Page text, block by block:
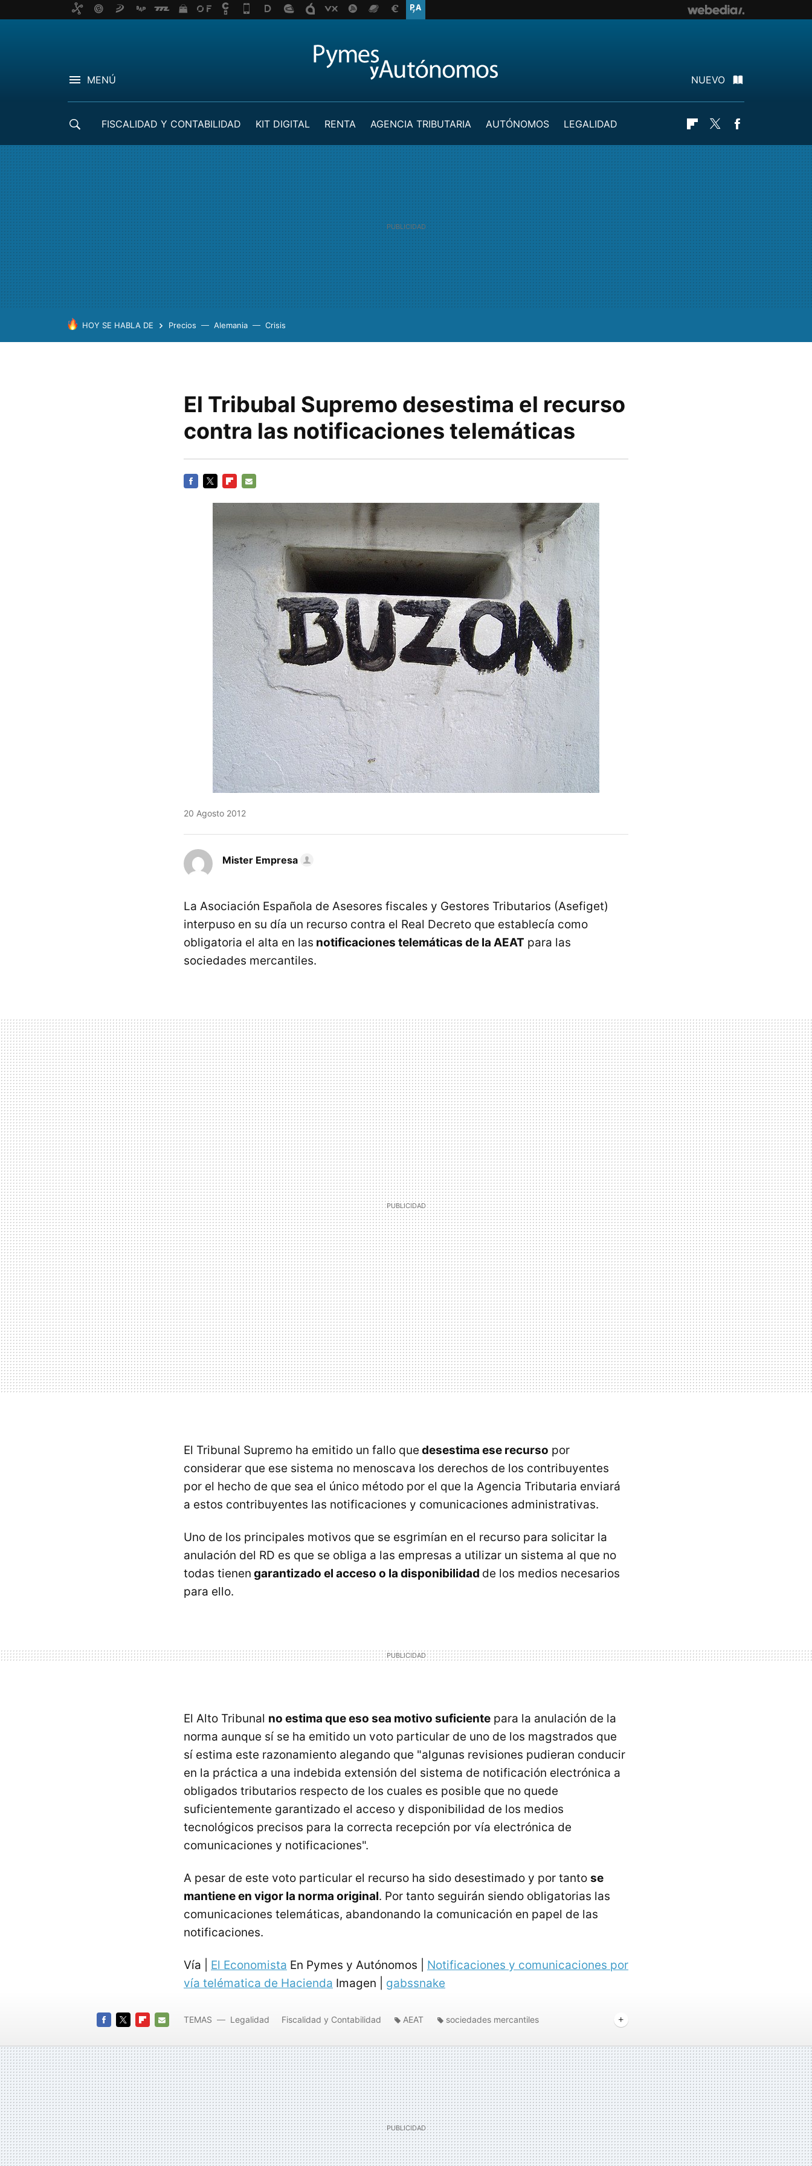
MENÚ NUEVO
FISCALIDAD Y CONTABILIDAD KIT DIGITAL RENTA AGENCIA TRIBUTARIA AUTÓNOMOS
LEGALIDAD
Flipboard
Twitter
HOY SE HABLA DE Precios Alemania Crisis
El Tribubal Supremo desestima el recurso
contra las notificaciones telemáticas
20 Agosto 2012
Mister Empresa
La Asociación Española de Asesores fiscales y Gestores Tributarios (Asefiget)
interpuso en su día un recurso contra el Real Decreto que establecía como
obligatoria el alta en las notificaciones telemáticas de la AEAT para las
sociedades mercantiles.
El Tribunal Supremo ha emitido un fallo que desestima ese recurso por
considerar que ese sistema no menoscava los derechos de los contribuyentes
por el hecho de que sea el único método por el que la Agencia Tributaria enviará
a estos contribuyentes las notificaciones y comunicaciones administrativas.
Uno de los principales motivos que se esgrimían en el recurso para solicitar la
anulación del RD es que se obliga a las empresas a utilizar un sistema al que no
todas tienen garantizado el acceso o la disponibilidad de los medios necesarios
para ello.
El Alto Tribunal no estima que eso sea motivo suficiente para la anulación de la
norma aunque sí se ha emitido un voto particular de uno de los magstrados que
sí estima este razonamiento alegando que "algunas revisiones pudieran conducir
en la práctica a una indebida extensión del sistema de notificación electrónica a
obligados tributarios respecto de los cuales es posible que no quede
suficientemente garantizado el acceso y disponibilidad de los medios
tecnológicos precisos para la correcta recepción por vía electrónica de
comunicaciones y notificaciones".
A pesar de este voto particular el recurso ha sido desestimado y por tanto se
mantiene en vigor la norma original. Por tanto seguirán siendo obligatorias las
comunicaciones telemáticas, abandonando la comunicación en papel de las
notificaciones.
Vía | El Economista En Pymes y Autónomos | Notificaciones y comunicaciones por
vía telématica de Hacienda Imagen | gabssnake
MAIL
TEMAS Legalidad Fiscalidad y Contabilidad AEAT
sociedades mercantiles